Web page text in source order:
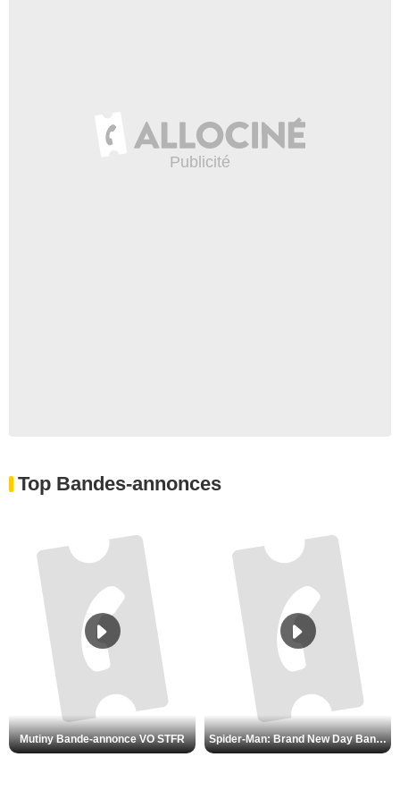
Top Bandes-annonces
Mutiny Bande-annonce VO STFR Spider-Man: Brand New Day Bande-annonce VO STFR